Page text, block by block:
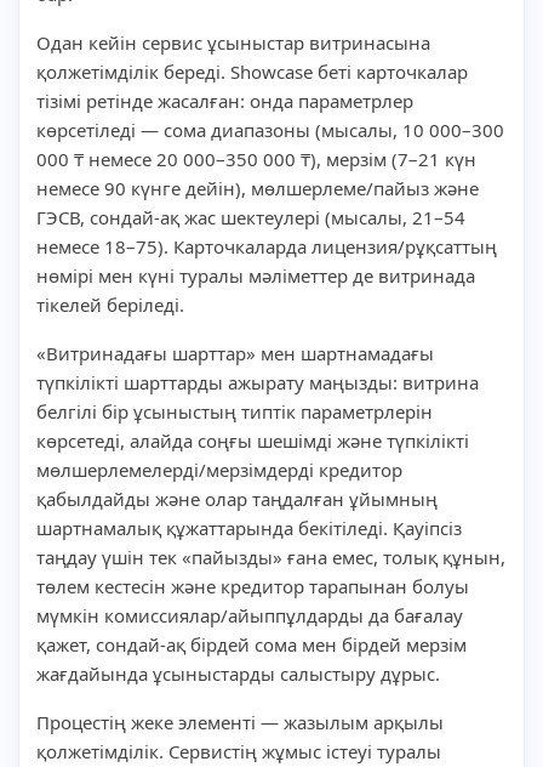
Одан кейін сервис ұсыныстар витринасына
қолжетімділік береді. Showcase беті карточкалар
тізімі ретінде жасалған: онда параметрлер
көрсетіледі — сома диапазоны (мысалы, 10 000–300
000 ₸ немесе 20 000–350 000 ₸), мерзім (7–21 күн
немесе 90 күнге дейін), мөлшерлеме/пайыз және
ГЭСВ, сондай-ақ жас шектеулері (мысалы, 21–54
немесе 18–75). Карточкаларда лицензия/рұқсаттың
нөмірі мен күні туралы мәліметтер де витринада
тікелей беріледі.
«Витринадағы шарттар» мен шартнамадағы
түпкілікті шарттарды ажырату маңызды: витрина
белгілі бір ұсыныстың типтік параметрлерін
көрсетеді, алайда соңғы шешімді және түпкілікті
мөлшерлемелерді/мерзімдерді кредитор
қабылдайды және олар таңдалған ұйымның
шартнамалық құжаттарында бекітіледі. Қауіпсіз
таңдау үшін тек «пайызды» ғана емес, толық құнын,
төлем кестесін және кредитор тарапынан болуы
мүмкін комиссиялар/айыппұлдарды да бағалау
қажет, сондай-ақ бірдей сома мен бірдей мерзім
жағдайында ұсыныстарды салыстыру дұрыс.
Процестің жеке элементі — жазылым арқылы
қолжетімділік. Сервистің жұмыс істеуі туралы